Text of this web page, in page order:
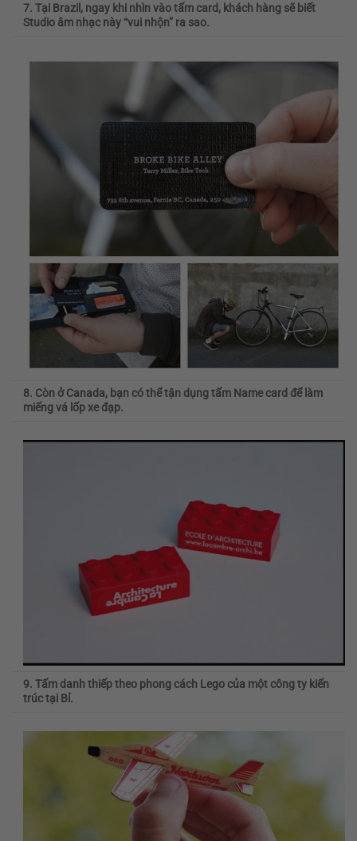
7. Tại Brazil, ngay khi nhìn vào tấm card, khách hàng sẽ biết
Studio âm nhạc này “vui nhộn” ra sao.
8. Còn ở Canada, bạn có thể tận dụng tấm Name card để làm
miếng vá lốp xe đạp.
9. Tấm danh thiếp theo phong cách Lego của một công ty kiến
trúc tại Bỉ.